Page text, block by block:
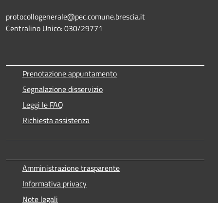
protocollogenerale@pec.comune.brescia.it
Centralino Unico: 030/29771
Prenotazione appuntamento
Segnalazione disservizio
Leggi le FAQ
Richiesta assistenza
Amministrazione trasparente
Informativa privacy
Note legali